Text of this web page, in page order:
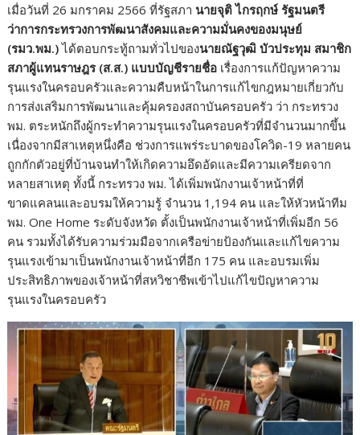
เมื่อวันที่ 26 มกราคม 2566 ที่รัฐสภา นายจุติ ไกรฤกษ์ รัฐมนตรี
ว่าการกระทรวงการพัฒนาสังคมและความมั่นคงของมนุษย์
(รมว.พม.)ได้ตอบกระทู้ถามทั่วไปของนายณัฐวุฒิ บัวประทุม สมาชิก
สภาผู้แทนราษฎร (ส.ส.) แบบบัญชีรายชื่อ เรื่องการแก้ปัญหาความ
รุนแรงในครอบครัวและความคืบหน้าในการแก้ไขกฎหมายเกี่ยวกับ
การส่งเสริมการพัฒนาและคุ้มครองสถาบันครอบครัว ว่า กระทรวง
พม. ตระหนักถึงผู้กระทำความรุนแรงในครอบครัวที่มีจำนวนมากขึ้น
เนื่องจากมีสาเหตุหนึ่งคือ ช่วงการแพร่ระบาดของโควิด-19 หลายคน
ถูกกักตัวอยู่ที่บ้านจนทำให้เกิดความอึดอัดและมีความเครียดจาก
หลายสาเหตุ ทั้งนี้ กระทรวง พม. ได้เพิ่มพนักงานเจ้าหน้าที่ที่
ขาดแคลนและอบรมให้ความรู้ จำนวน 1,194 คน และให้หัวหน้าทีม
พม. One Home ระดับจังหวัด ตั้งเป็นพนักงานเจ้าหน้าที่เพิ่มอีก 56
คน รวมทั้งได้รับความร่วมมือจากเครือข่ายป้องกันและแก้ไขความ
รุนแรงเข้ามาเป็นพนักงานเจ้าหน้าที่อีก 175 คน และอบรมเพิ่ม
ประสิทธิภาพของเจ้าหน้าที่สหวิชาชีพเข้าไปแก้ไขปัญหาความ
รุนแรงในครอบครัว